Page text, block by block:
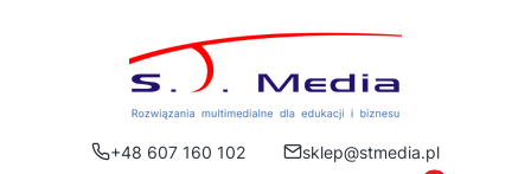
+48 607 160 102
sklep@stmedia.pl